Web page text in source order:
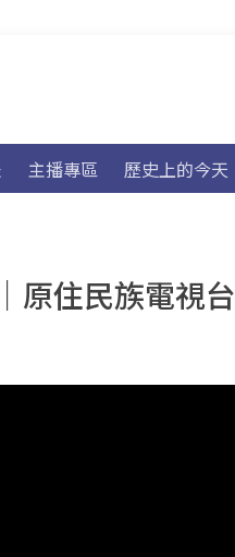
主播專區 歷史上的今天
原住民族電視台